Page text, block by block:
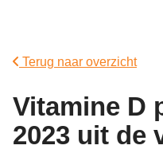
Terug naar overzicht
Vitamine D
2023 uit de